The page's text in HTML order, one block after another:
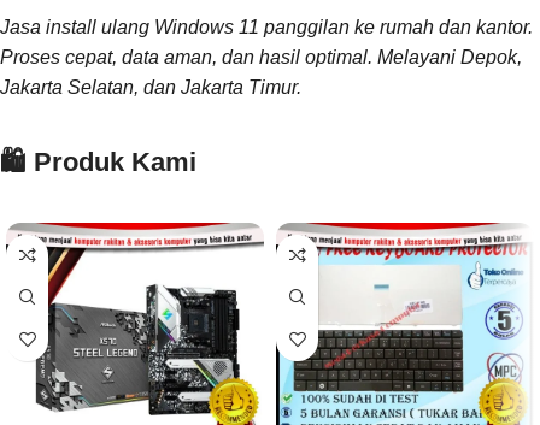
Jasa install ulang Windows 11 panggilan ke rumah dan kantor.
Proses cepat, data aman, dan hasil optimal. Melayani Depok,
Jakarta Selatan, dan Jakarta Timur.
🛍️ Produk Kami